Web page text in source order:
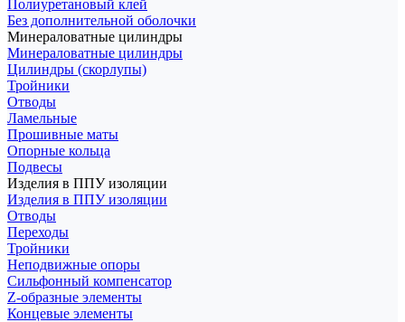
Полиуретановый клей
Без дополнительной оболочки
Минераловатные цилиндры
Минераловатные цилиндры
Цилиндры (скорлупы)
Тройники
Отводы
Ламельные
Прошивные маты
Опорные кольца
Подвесы
Изделия в ППУ изоляции
Изделия в ППУ изоляции
Отводы
Переходы
Тройники
Неподвижные опоры
Cильфонный компенсатор
Z-образные элементы
Концевые элементы